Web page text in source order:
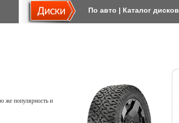
По авто | Каталог дисков
же популярность и